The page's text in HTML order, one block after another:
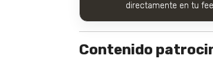
directamente en tu
Contenido